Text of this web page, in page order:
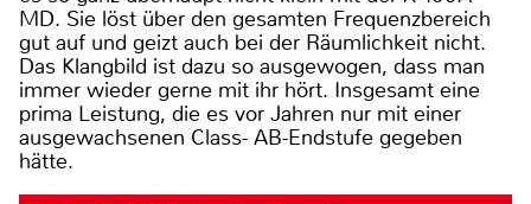
MD. Sie löst über den gesamten Frequenzbereich
gut auf und geizt auch bei der Räumlichkeit nicht.
Das Klangbild ist dazu so ausgewogen, dass man
immer wieder gerne mit ihr hört. Insgesamt eine
prima Leistung, die es vor Jahren nur mit einer
ausgewachsenen Class- AB-Endstufe gegeben
hätte.